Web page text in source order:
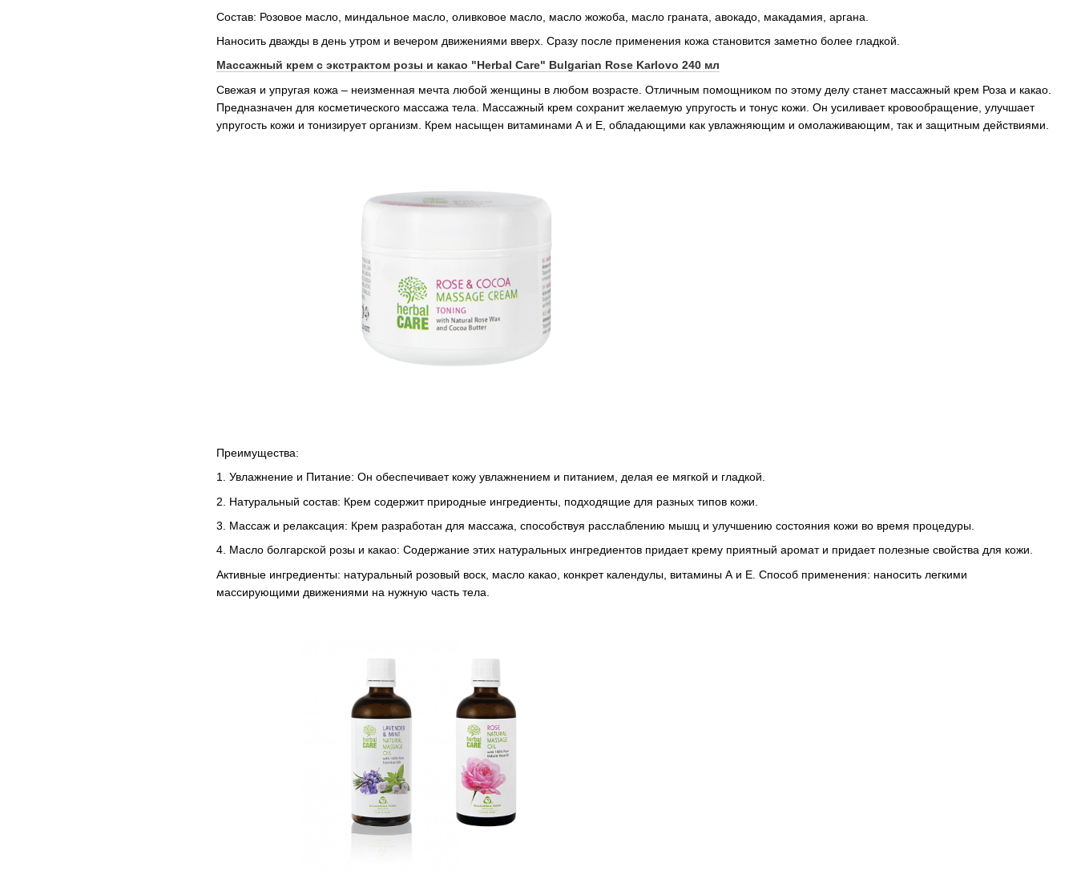
Состав: Розовое масло, миндальное масло, оливковое масло, масло жожоба, масло граната, авокадо, макадамия, аргана.
Наносить дважды в день утром и вечером движениями вверх. Сразу после применения кожа становится заметно более гладкой.
Массажный крем с экстрактом розы и какао "Herbal Care" Bulgarian Rose Karlovo 240 мл
Свежая и упругая кожа – неизменная мечта любой женщины в любом возрасте. Отличным помощником по этому делу станет массажный крем Роза и какао.
Предназначен для косметического массажа тела. Массажный крем сохранит желаемую упругость и тонус кожи. Он усиливает кровообращение, улучшает
упругость кожи и тонизирует организм. Крем насыщен витаминами А и Е, обладающими как увлажняющим и омолаживающим, так и защитным действиями.
Преимущества:
1. Увлажнение и Питание: Он обеспечивает кожу увлажнением и питанием, делая ее мягкой и гладкой.
2. Натуральный состав: Крем содержит природные ингредиенты, подходящие для разных типов кожи.
3. Массаж и релаксация: Крем разработан для массажа, способствуя расслаблению мышц и улучшению состояния кожи во время процедуры.
4. Масло болгарской розы и какао: Содержание этих натуральных ингредиентов придает крему приятный аромат и придает полезные свойства для кожи.
Активные ингредиенты: натуральный розовый воск, масло какао, конкрет календулы, витамины А и Е. Способ применения: наносить легкими
массирующими движениями на нужную часть тела.